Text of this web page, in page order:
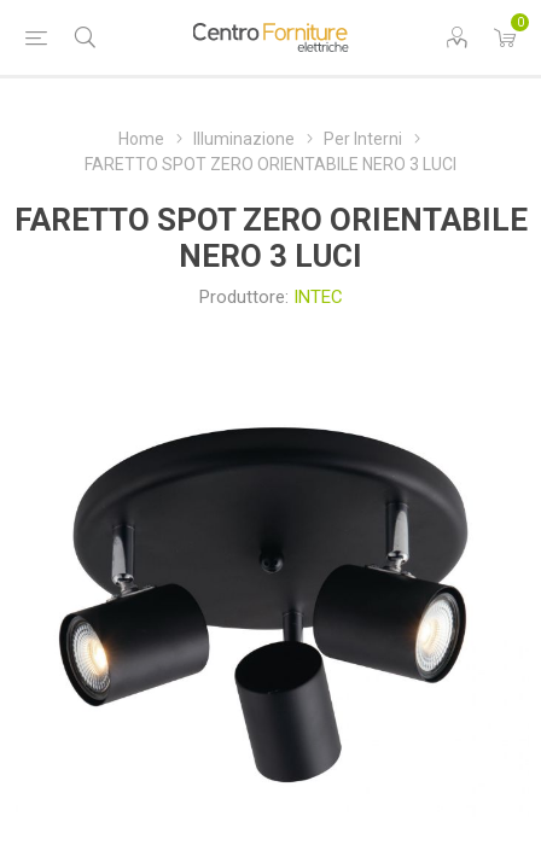
0
Home Illuminazione
Per Interni
FARETTO SPOT ZERO ORIENTABILE NERO 3 LUCI
FARETTO SPOT ZERO ORIENTABILE
NERO 3 LUCI
Produttore: INTEC